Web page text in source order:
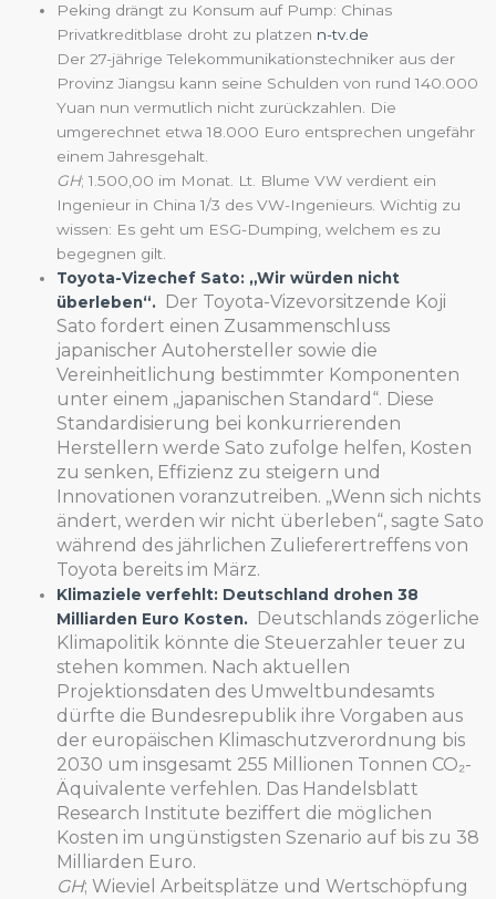
Peking drängt zu Konsum auf Pump: Chinas
Privatkreditblase droht zu platzen n-tv.de
Der 27-jährige Telekommunikationstechniker aus der
Provinz Jiangsu kann seine Schulden von rund 140.000
Yuan nun vermutlich nicht zurückzahlen. Die
umgerechnet etwa 18.000 Euro entsprechen ungefähr
einem Jahresgehalt.
GH; 1.500,00 im Monat. Lt. Blume VW verdient ein
Ingenieur in China 1/3 des VW-Ingenieurs. Wichtig zu
wissen: Es geht um ESG-Dumping, welchem es zu
begegnen gilt.
Toyota-Vizechef Sato: „Wir würden nicht
überleben“.
Der Toyota-Vizevorsitzende Koji
Sato fordert einen Zusammenschluss
japanischer Autohersteller sowie die
Vereinheitlichung bestimmter Komponenten
unter einem „japanischen Standard“. Diese
Standardisierung bei konkurrierenden
Herstellern werde Sato zufolge helfen, Kosten
zu senken, Effizienz zu steigern und
Innovationen voranzutreiben. „Wenn sich nichts
ändert, werden wir nicht überleben“, sagte Sato
während des jährlichen Zulieferertreffens von
Toyota bereits im März.
Klimaziele verfehlt: Deutschland drohen 38
Milliarden Euro Kosten.
Deutschlands zögerliche
Klimapolitik könnte die Steuerzahler teuer zu
stehen kommen. Nach aktuellen
Projektionsdaten des Umweltbundesamts
dürfte die Bundesrepublik ihre Vorgaben aus
der europäischen Klimaschutzverordnung bis
2030 um insgesamt 255 Millionen Tonnen CO₂-
Äquivalente verfehlen. Das Handelsblatt
Research Institute beziffert die möglichen
Kosten im ungünstigsten Szenario auf bis zu 38
Milliarden Euro.
GH; Wieviel Arbeitsplätze und Wertschöpfung